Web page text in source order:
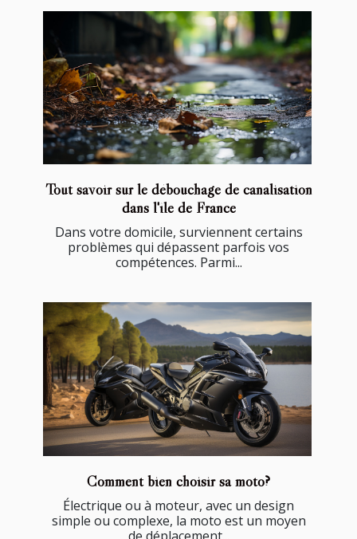
Tout savoir sur le débouchage de canalisation
dans l'île de France
Dans votre domicile, surviennent certains
problèmes qui dépassent parfois vos
compétences. Parmi...
Comment bien choisir sa moto?
Électrique ou à moteur, avec un design
simple ou complexe, la moto est un moyen